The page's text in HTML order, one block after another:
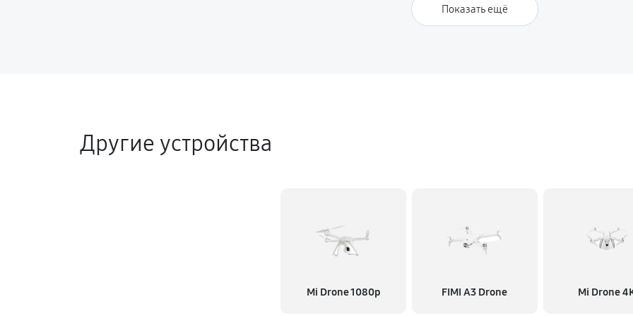
Показать ещё
Другие устройства
Mi Drone 1080p FIMI A3 Drone Mi Drone